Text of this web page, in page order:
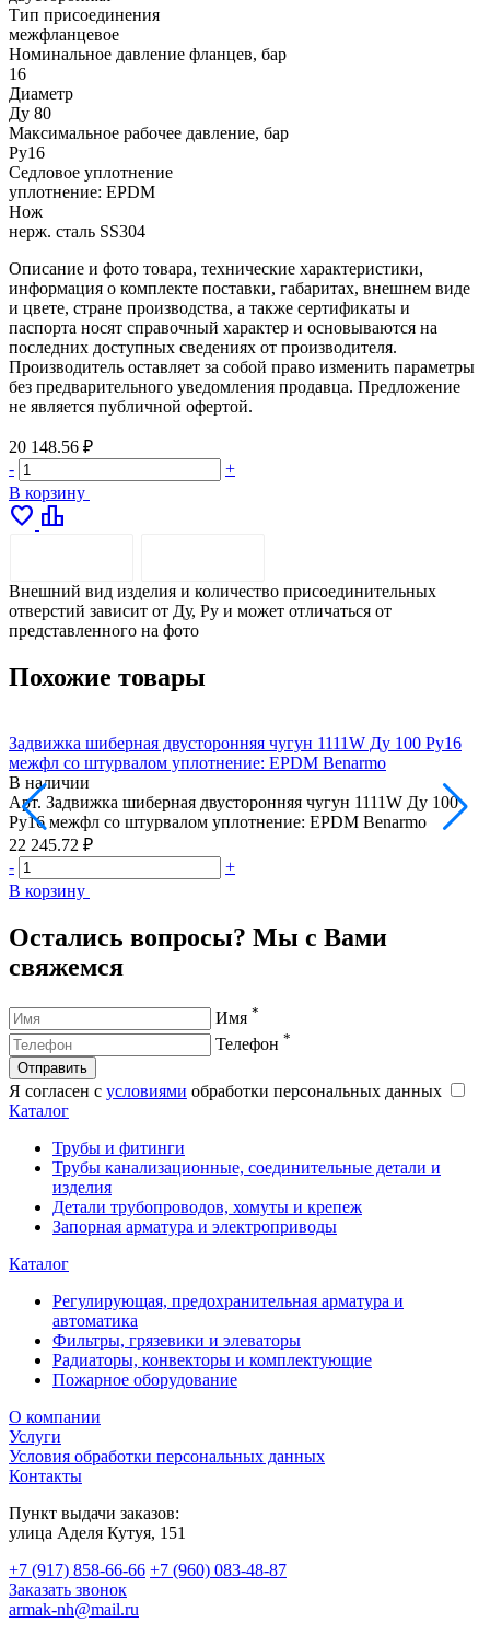
Тип присоединения
межфланцевое
Номинальное давление фланцев, бар
16
Диаметр
Ду 80
Максимальное рабочее давление, бар
Ру16
Седловое уплотнение
уплотнение: EPDM
Нож
нерж. сталь SS304
Описание и фото товара, технические характеристики,
информация о комплекте поставки, габаритах, внешнем виде
и цвете, стране производства, а также сертификаты и
паспорта носят справочный характер и основываются на
последних доступных сведениях от производителя.
Производитель оставляет за собой право изменить параметры
без предварительного уведомления продавца. Предложение
не является публичной офертой.
20 148.56 ₽
-
+
В корзину
favorite leaderboard
Внешний вид изделия и количество присоединительных
отверстий зависит от Ду, Pу и может отличаться от
представленного на фото
Похожие товары
Задвижка шиберная двусторонняя чугун 1111W Ду 100 Ру16
межфл со штурвалом уплотнение: EPDM Benarmo
В наличии
Арт. Задвижка шиберная двусторонняя чугун 1111W Ду 100
Ру16 межфл со штурвалом уплотнение: EPDM Benarmo
22 245.72 ₽
-
+
В корзину
Остались вопросы? Мы с Вами
свяжемся
Имя *
Телефон *
Отправить
Я согласен с условиями обработки персональных данных
Каталог
Трубы и фитинги
Трубы канализационные, соединительные детали и
изделия
Детали трубопроводов, хомуты и крепеж
Запорная арматура и электроприводы
Каталог
Регулирующая, предохранительная арматура и
автоматика
Фильтры, грязевики и элеваторы
Радиаторы, конвекторы и комплектующие
Пожарное оборудование
О компании
Услуги
Условия обработки персональных данных
Контакты
Пункт выдачи заказов:
​улица Аделя Кутуя, 151
+7 (917) 858-66-66 +7 (960) 083-48-87
Заказать звонок
armak-nh@mail.ru